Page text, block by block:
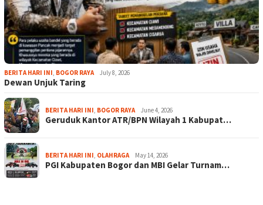
BERITA HARI INI BOGOR RAYA July 8, 2026
Dewan Unjuk Taring
BERITA HARI INI BOGOR RAYA June 4, 2026
Geruduk Kantor ATR/BPN Wilayah 1 Kabupat…
BERITA HARI INI OLAHRAGA May 14, 2026
PGI Kabupaten Bogor dan MBI Gelar Turnam…